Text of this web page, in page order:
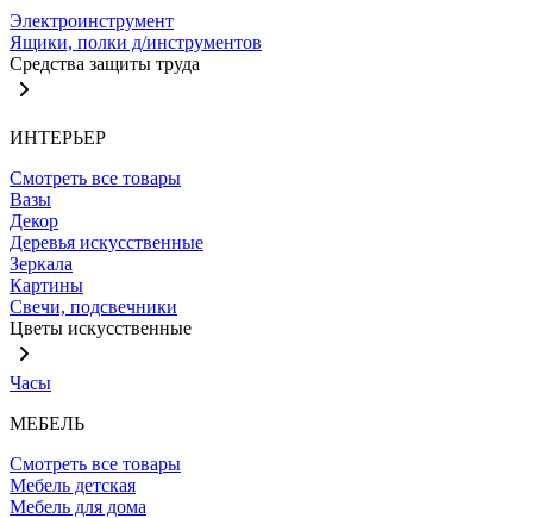
Электроинструмент
Ящики, полки д/инструментов
Средства защиты труда
ИНТЕРЬЕР
Смотреть все товары
Вазы
Декор
Деревья искусственные
Зеркала
Картины
Свечи, подсвечники
Цветы искусственные
Часы
МЕБЕЛЬ
Смотреть все товары
Мебель детская
Мебель для дома